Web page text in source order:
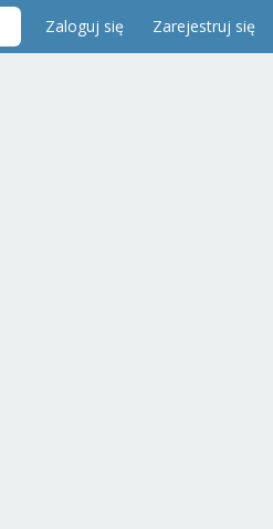
Zaloguj się Zarejestruj się